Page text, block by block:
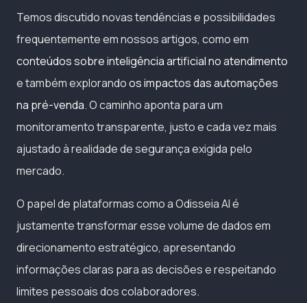
Temos discutido novas tendências e possibilidades
frequentemente em nossos artigos, como em
conteúdos sobre inteligência artificial no atendimento
e também explorandoos impactos das automações
na pré-venda. O caminho aponta para um
monitoramento transparente, justo e cada vez mais
ajustado à realidade de segurança exigida pelo
mercado.
O papel de plataformas como a Odisseia AI é
justamente transformar esse volume de dados em
direcionamento estratégico, apresentando
informações claras para as decisões e respeitando
limites pessoais dos colaboradores.